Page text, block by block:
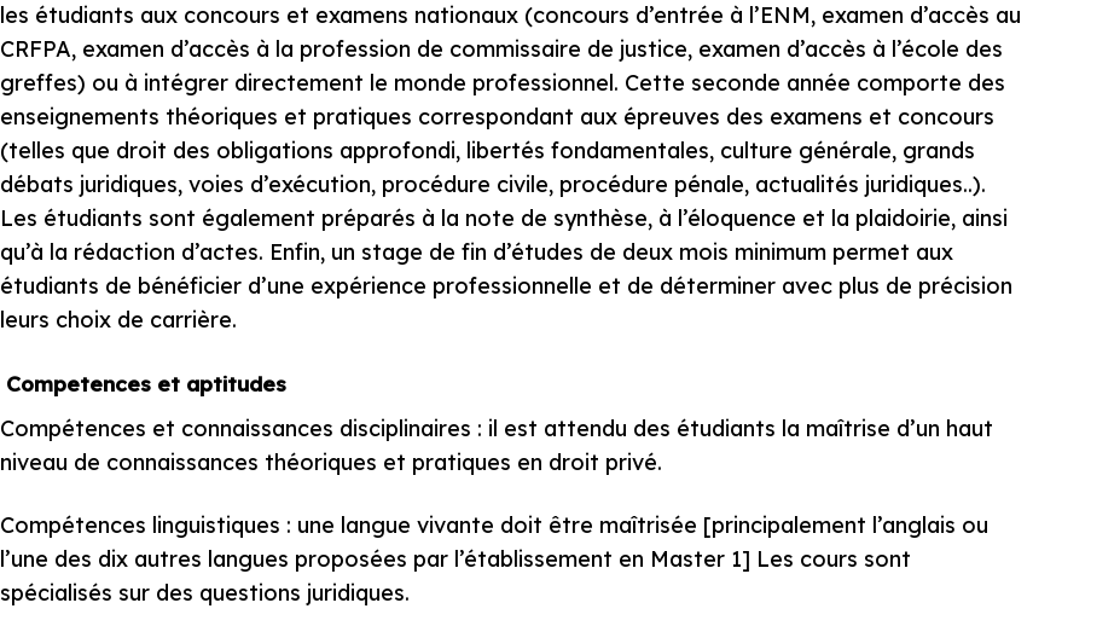
les étudiants aux concours et examens nationaux (concours d’entrée à l’ENM, examen d’accès au
CRFPA, examen d’accès à la profession de commissaire de justice, examen d’accès à l’école des
greffes) ou à intégrer directement le monde professionnel. Cette seconde année comporte des
enseignements théoriques et pratiques correspondant aux épreuves des examens et concours
(telles que droit des obligations approfondi, libertés fondamentales, culture générale, grands
débats juridiques, voies d’exécution, procédure civile, procédure pénale, actualités juridiques..).
Les étudiants sont également préparés à la note de synthèse, à l’éloquence et la plaidoirie, ainsi
qu’à la rédaction d’actes. Enfin, un stage de fin d’études de deux mois minimum permet aux
étudiants de bénéficier d’une expérience professionnelle et de déterminer avec plus de précision
leurs choix de carrière.
Competences et aptitudes
Compétences et connaissances disciplinaires : il est attendu des étudiants la maîtrise d’un haut
niveau de connaissances théoriques et pratiques en droit privé.
Compétences linguistiques : une langue vivante doit être maîtrisée [principalement l’anglais ou
l’une des dix autres langues proposées par l’établissement en Master 1] Les cours sont
spécialisés sur des questions juridiques.